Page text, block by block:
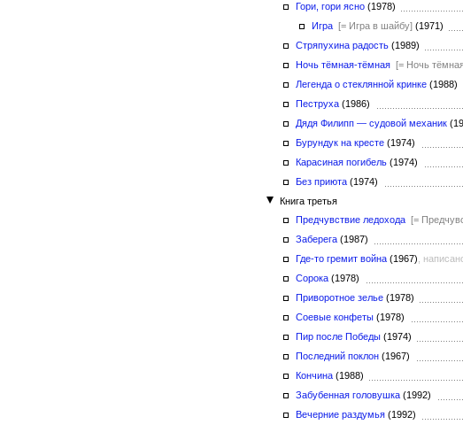
Гори, гори ясно (1978)
Игра [= Игра в шайбу] (1971)
Стряпухина радость (1989)
Ночь тёмная-тёмная [= Ночь
Легенда о стеклянной кринке (1988)
Пеструха (1986)
Дядя Филипп — судовой механик
Бурундук на кресте (1974)
Карасиная погибель (1974)
Без приюта (1974)
Книга третья
Предчувствие ледохода [=
Заберега (1987)
Где-то гремит война (1967) ,
Сорока (1978)
Приворотное зелье (1978)
Соевые конфеты (1978)
Пир после Победы (1974)
Последний поклон (1967)
Кончина (1988)
Забубенная головушка (1992)
Вечерние раздумья (1992)